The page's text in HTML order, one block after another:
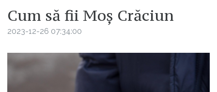
Cum să fii Moș Crăciun
2023-12-26 07:34:00